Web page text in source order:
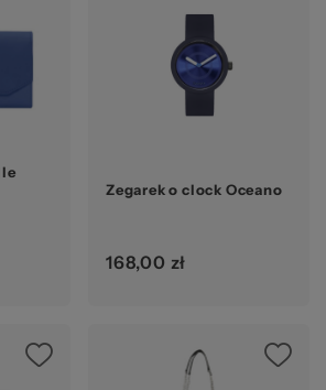
Zegarek o clock Oceano
168,00 zł